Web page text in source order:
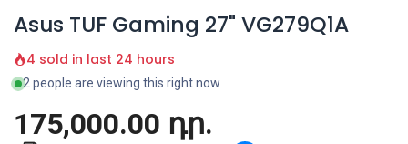
Asus TUF Gaming 27" VG279Q1A
4 sold in last 24 hours
2 people are viewing this right now
175,000.00 դր.